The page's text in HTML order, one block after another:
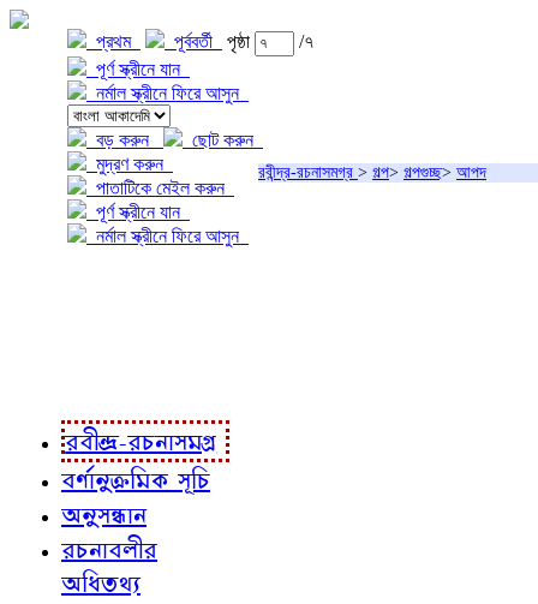
প্রথম পূর্ববর্তী পৃষ্ঠা
/৭
পূর্ণ স্ক্রীনে যান
নর্মাল স্ক্রীনে ফিরে আসুন
বড় করুন
ছোট করুন
মুদ্রণ করুন
পাতাটিকে মেইল করুন
পূর্ণ স্ক্রীনে যান
নর্মাল স্ক্রীনে ফিরে আসুন
রবীন্দ্র-রচনাসমগ্র > গল্প> গল্পগুচ্ছ> আপদ
রবীন্দ্র-রচনাসমগ্র
বর্ণানুক্রমিক সূচি
অনুসন্ধান
রচনাবলীর
অধিতথ্য